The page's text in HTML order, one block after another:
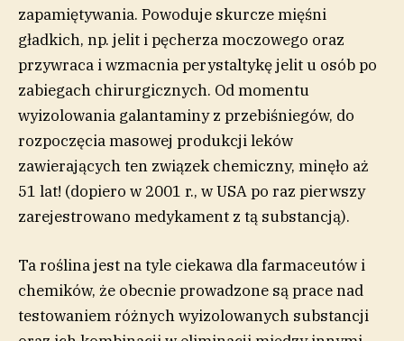
zapamiętywania. Powoduje skurcze mięśni
gładkich, np. jelit i pęcherza moczowego oraz
przywraca i wzmacnia perystaltykę jelit u osób po
zabiegach chirurgicznych. Od momentu
wyizolowania galantaminy z przebiśniegów, do
rozpoczęcia masowej produkcji leków
zawierających ten związek chemiczny, minęło aż
51 lat! (dopiero w 2001 r., w USA po raz pierwszy
zarejestrowano medykament z tą substancją).
Ta roślina jest na tyle ciekawa dla farmaceutów i
chemików, że obecnie prowadzone są prace nad
testowaniem różnych wyizolowanych substancji